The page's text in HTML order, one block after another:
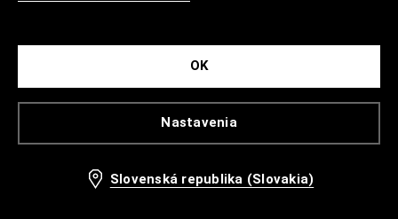
Nastavenia
OK
Slovenská republika (Slovakia)